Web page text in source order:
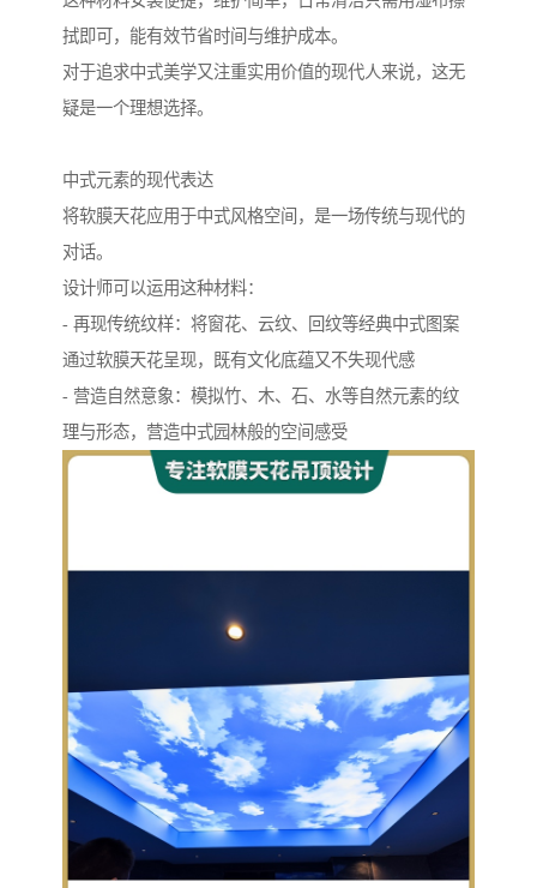
拭即可，能有效节省时间与维护成本。
对于追求中式美学又注重实用价值的现代人来说，这无
疑是一个理想选择。
中式元素的现代表达
将软膜天花应用于中式风格空间，是一场传统与现代的
对话。
设计师可以运用这种材料：
- 再现传统纹样：将窗花、云纹、回纹等经典中式图案
通过软膜天花呈现，既有文化底蕴又不失现代感
- 营造自然意象：模拟竹、木、石、水等自然元素的纹
理与形态，营造中式园林般的空间感受